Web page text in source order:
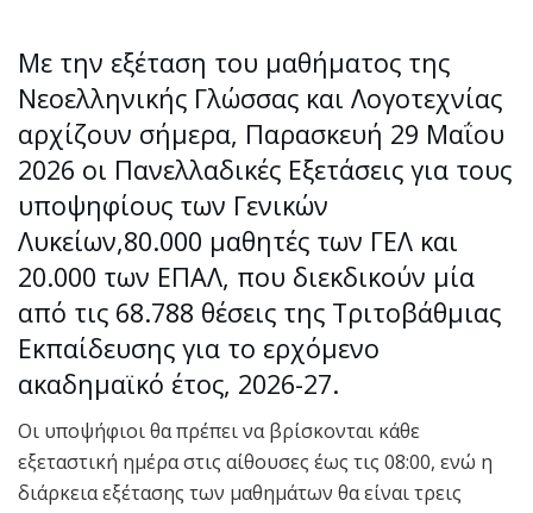
Με την εξέταση του μαθήματος της
Νεοελληνικής Γλώσσας και Λογοτεχνίας
αρχίζουν σήμερα, Παρασκευή 29 Μαΐου
2026 οι Πανελλαδικές Εξετάσεις για τους
υποψηφίους των Γενικών
Λυκείων,80.000 μαθητές των ΓΕΛ και
20.000 των ΕΠΑΛ, που διεκδικούν μία
από τις 68.788 θέσεις της Τριτοβάθμιας
Εκπαίδευσης για το ερχόμενο
ακαδημαϊκό έτος, 2026-27.
Οι υποψήφιοι θα πρέπει να βρίσκονται κάθε
εξεταστική ημέρα στις αίθουσες έως τις 08:00, ενώ η
διάρκεια εξέτασης των μαθημάτων θα είναι τρεις